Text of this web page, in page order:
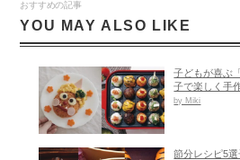
おすすめの記事
YOU MAY ALSO LIKE
子どもが喜ぶ
子で楽しく手
by Miki
節分レシピ5